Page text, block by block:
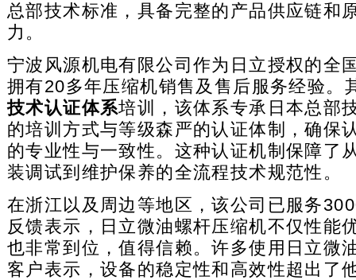
总部技术标准，具备完整的产品供应链和
力。
宁波风源机电有限公司作为日立授权的全
拥有20多年压缩机销售及售后服务经验。
技术认证体系培训，该体系专承日本总部
的培训方式与等级森严的认证体制，确保
的专业性与一致性。这种认证机制保障了
装调试到维护保养的全流程技术规范性。
在浙江以及周边等地区，该公司已服务
反馈表示，日立微油螺杆压缩机不仅性能
也非常到位，值得信赖。许多使用日立微
客户表示，设备的稳定性和高效性超出了